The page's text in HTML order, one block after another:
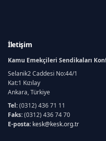
İletişim
Kamu Emekçileri Sendikaları
Selanik2 Caddesi No:44/1
Kat:1 Kızılay
Ankara, Türkiye
Tel:(0312) 436 71 11
Faks:(0312) 436 74 70
E-posta: kesk@kesk.org.tr